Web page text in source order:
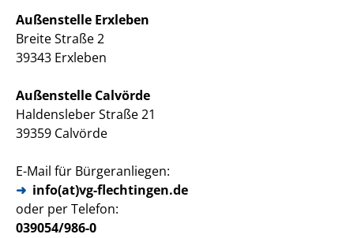
Außenstelle Erxleben
Breite Straße 2
39343 Erxleben
Außenstelle Calvörde
Haldensleber Straße 21
39359 Calvörde
E-Mail für Bürgeranliegen:
info(at)vg-flechtingen.de
oder per Telefon:
039054/986-0